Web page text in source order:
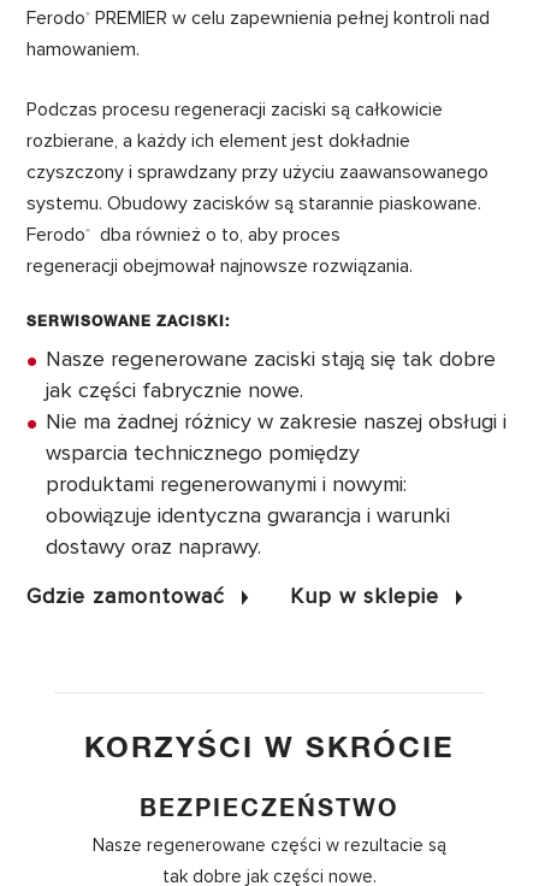
Ferodo® PREMIER w celu zapewnienia pełnej kontroli nad
hamowaniem.
Podczas procesu regeneracji zaciski są całkowicie
rozbierane, a każdy ich element jest dokładnie
czyszczony i sprawdzany przy użyciu zaawansowanego
systemu. Obudowy zacisków są starannie piaskowane.
Ferodo®
dba również o to, aby proces
regeneracji obejmował najnowsze rozwiązania.
SERWISOWANE ZACISKI:
Nasze regenerowane zaciski stają się tak dobre
jak części fabrycznie nowe.
Nie ma żadnej różnicy w zakresie naszej obsługi i
wsparcia technicznego pomiędzy
produktami regenerowanymi i nowymi:
obowiązuje identyczna gwarancja i warunki
dostawy oraz naprawy.
Gdzie zamontować
Kup w sklepie
KORZYŚCI W SKRÓCIE
BEZPIECZEŃSTWO
Nasze regenerowane części w rezultacie są
tak dobre jak części nowe.